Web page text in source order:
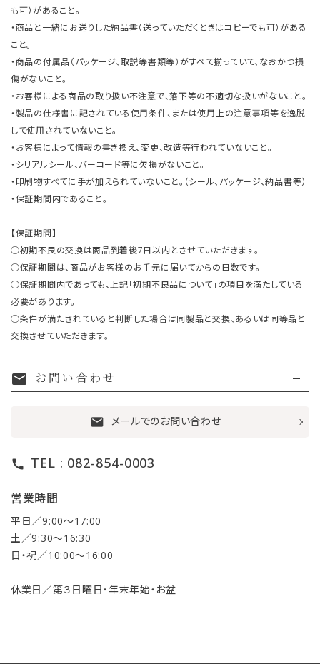
も可）があること。
・商品と一緒にお送りした納品書（送っていただくときはコピーでも可）がある
こと。
・商品の付属品（パッケージ、取説等書類等）がすべて揃っていて、なおかつ損
傷がないこと。
・お客様による商品の取り扱い不注意で、落下等の不適切な扱いがないこと。
・製品の仕様書に記されている使用条件、または使用上の注意事項等を逸脱
して使用されていないこと。
・お客様によって情報の書き換え、変更、改造等行われていないこと。
・シリアルシール、バーコード等に欠損がないこと。
・印刷物すべてに手が加えられていないこと。（シール、パッケージ、納品書等）
・保証期間内であること。
【保証期間】
○初期不良の交換は商品到着後7日以内とさせていただきます。
○保証期間は、商品がお客様のお手元に届いてからの日数です。
○保証期間内であっても、上記「初期不良品について」の項目を満たしている
必要があります。
○条件が満たされていると判断した場合は同製品と交換、あるいは同等品と
交換させていただきます。
mail お問い合わせ
mail メールでのお問い合わせ
call TEL : 082-854-0003
営業時間
平日／9:00〜17:00
土／9:30〜16:30
日・祝／10:00〜16:00
休業日／第３日曜日・年末年始・お盆